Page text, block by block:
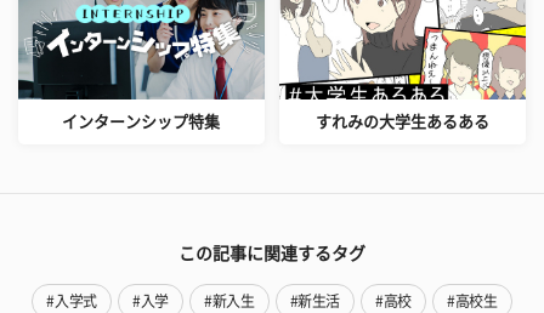
インターンシップ特集 すれみの大学生あるある
この記事に関連するタグ
#入学式 #入学 #新入生 #新生活 #高校 #高校生